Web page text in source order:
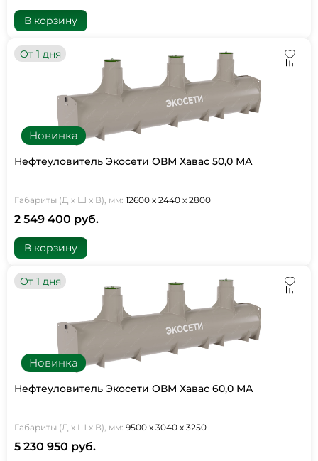
В корзину
Новинка
От 1 дня
Нефтеуловитель Экосети ОВМ Хавас 50,0 МА
Габариты (Д х Ш х В), мм: 12600 х 2440 х 2800
2 549 400 руб.
В корзину
Новинка
От 1 дня
Нефтеуловитель Экосети ОВМ Хавас 60,0 МА
Габариты (Д х Ш х В), мм: 9500 х 3040 х 3250
5 230 950 руб.